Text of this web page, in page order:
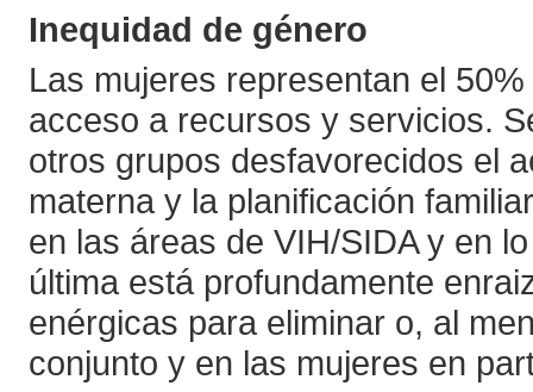
Inequidad de género
Las mujeres representan el
acceso a recursos y servicios.
otros grupos desfavorecidos el
materna y la planificación
en las áreas de VIH/SIDA y en
última está profundamente
enérgicas para eliminar o, al
conjunto y en las mujeres en